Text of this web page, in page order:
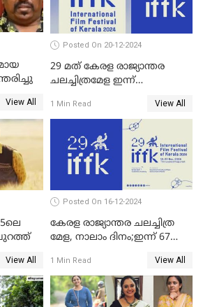
അഞ്ച് പുരസ്കാരം
View All
Posted On 20-12-2024
29 മത് കേരള രാജ്യാന്തര
ചലച്ചിത്രമേള ഇന്ന്
1 Min Read View All
View All
Posted On 16-12-2024
കേരള രാജ്യാന്തര ചലച്ചിത്ര
മേള, നാലാം ദിനം;ഇന്ന് 67
1 Min Read View All